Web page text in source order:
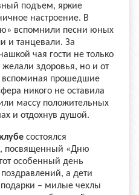
подъем, яркие
настроение. В
вспомнили песни юных
и танцевали. За
чая гости не только
желали здоровья, но и от
вспоминая прошедшие
никого не оставила
массу положительных
и отдохнув душой.
состоялся
посвященный «Дню
особенный день
а дети
– милые чехлы